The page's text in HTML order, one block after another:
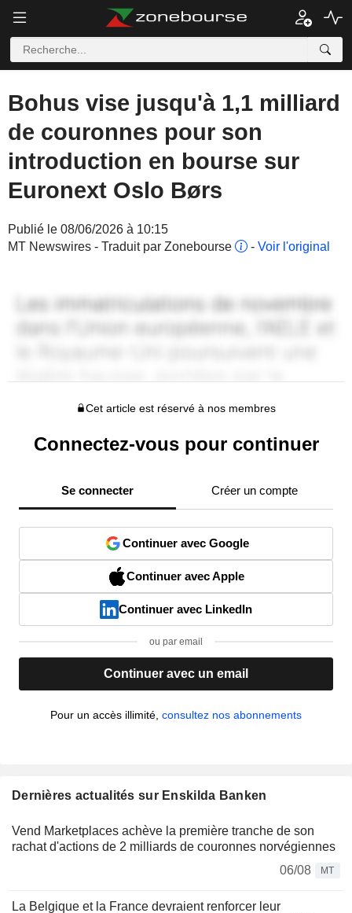
Bohus vise jusqu'à 1,1 milliard
de couronnes pour son
introduction en bourse sur
Euronext Oslo Børs
Publié le 08/06/2026 à 10:15
MT Newswires - Traduit par Zonebourse
- Voir l'original
Cet article est réservé à nos membres
Connectez-vous pour continuer
Se connecter Créer un compte
Continuer avec Google
Continuer avec Apple
Continuer avec LinkedIn
ou par email
Continuer avec un email
Pour un accès illimité, consultez nos abonnements
Dernières actualités sur Enskilda Banken
Vend Marketplaces achève la première tranche de son
rachat d'actions de 2 milliards de couronnes norvégiennes
06/08
MT
La Belgique et la France devraient renforcer leur